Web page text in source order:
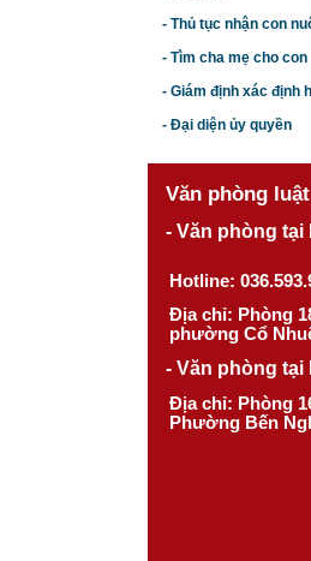
- Thủ tục nhận con
- Tìm cha mẹ cho con
- Giám định xác định
- Đại diện ủy quyền
Văn phòng
- Văn phòng tại
Hotline:
Địa chỉ: Phòng
phường Cổ
- Văn phòng tại
Địa chỉ: Phòng
Phường Bến